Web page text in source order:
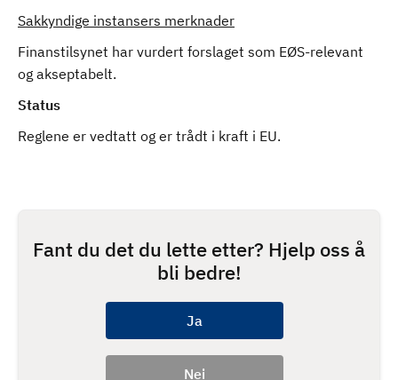
Sakkyndige instansers merknader
Finanstilsynet har vurdert forslaget som EØS-relevant
og akseptabelt.
Status
Reglene er vedtatt og er trådt i kraft i EU.
Fant du det du lette etter? Hjelp oss å
bli bedre!